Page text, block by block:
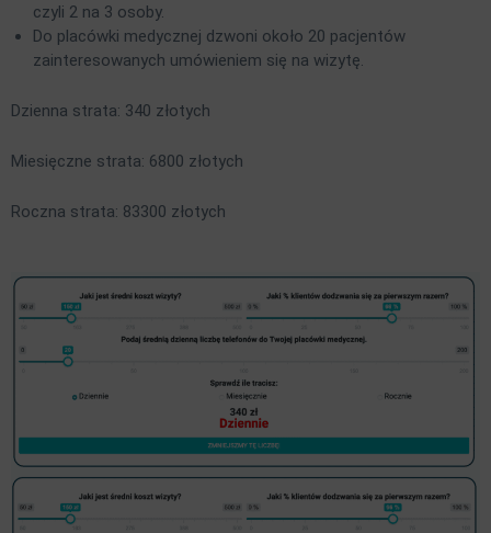
czyli 2 na 3 osoby.
Do placówki medycznej dzwoni około 20 pacjentów
zainteresowanych umówieniem się na wizytę.
Dzienna strata: 340 złotych
Miesięczne strata: 6800 złotych
Roczna strata: 83300 złotych